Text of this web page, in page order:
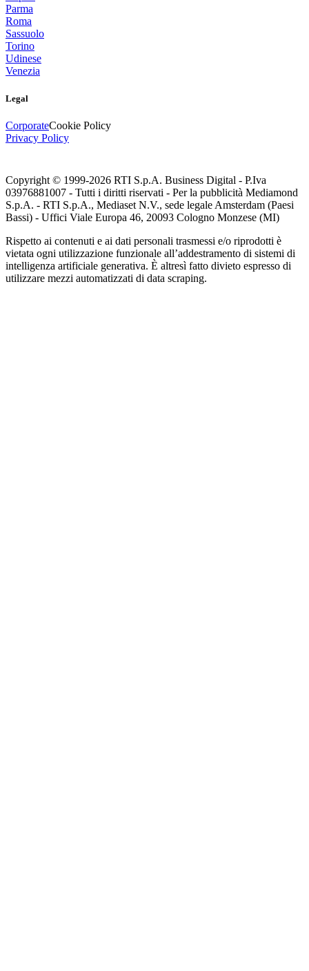
Parma
Roma
Sassuolo
Torino
Udinese
Venezia
Legal
CorporateCookie Policy
Privacy Policy
Copyright © 1999-2026 RTI S.p.A. Business Digital - P.Iva
03976881007 - Tutti i diritti riservati - Per la pubblicità Mediamond
S.p.A. - RTI S.p.A., Mediaset N.V., sede legale Amsterdam (Paesi
Bassi) - Uffici Viale Europa 46, 20093 Cologno Monzese (MI)
Rispetto ai contenuti e ai dati personali trasmessi e/o riprodotti è
vietata ogni utilizzazione funzionale all’addestramento di sistemi di
intelligenza artificiale generativa. È altresì fatto divieto espresso di
utilizzare mezzi automatizzati di data scraping.